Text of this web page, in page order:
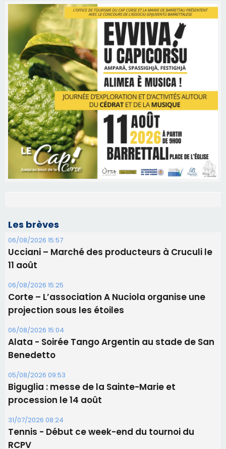
Les brèves
06/08/2026 15:57
Ucciani – Marché des producteurs à Cruculi le
11 août
06/08/2026 15:25
Corte – L’association A Nuciola organise une
projection sous les étoiles